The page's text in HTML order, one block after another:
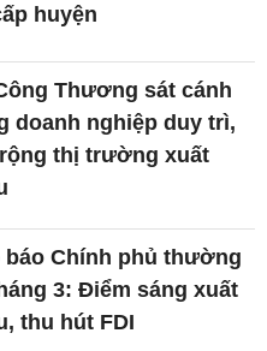
huyện
Thương sát cánh
doanh nghiệp duy trì,
thị trường xuất
báo Chính phủ thường
3: Điểm sáng xuất
thu hút FDI